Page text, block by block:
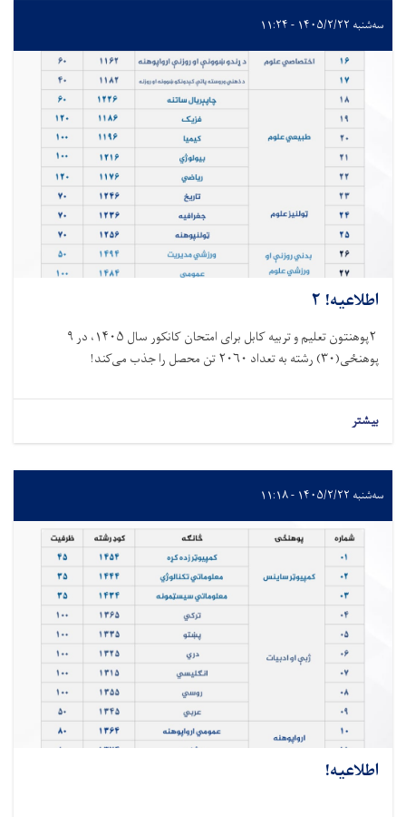
سه‌شنبه ۱۴۰۵/۲/۲۲ - ۱۱:۲۴
اطلاعیه! ۲
۲پوهنتون تعلیم و تربیه کابل برای امتحان کانکور سال ۱۴۰۵، در ۹
پوهنځی(۳۰) رشته به تعداد ۲۰۶۰ تن محصل را جذب می‌کند!
بیشتر
سه‌شنبه ۱۴۰۵/۲/۲۲ - ۱۱:۱۸
اطلاعیه!